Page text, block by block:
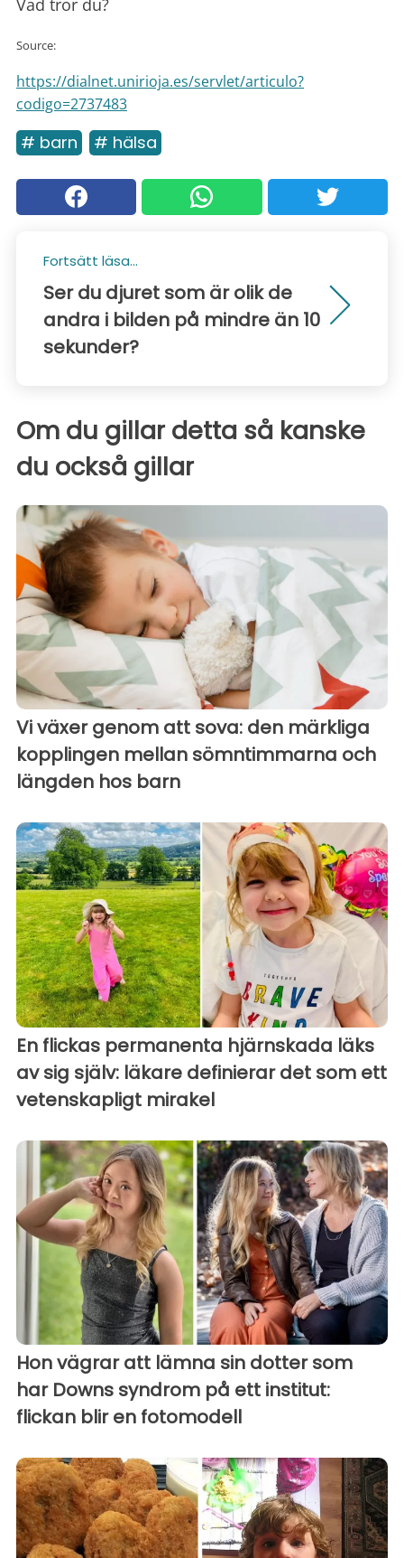
Source:
https://dialnet.unirioja.es/servlet/articulo?
codigo=2737483
# barn # hälsa
Fortsätt läsa...
Ser du djuret som är olik de
andra i bilden på mindre än 10
sekunder?
Om du gillar detta så kanske
du också gillar
Vi växer genom att sova: den märkliga
kopplingen mellan sömntimmarna och
längden hos barn
En flickas permanenta hjärnskada läks
av sig själv: läkare definierar det som ett
vetenskapligt mirakel
Hon vägrar att lämna sin dotter som
har Downs syndrom på ett institut:
flickan blir en fotomodell